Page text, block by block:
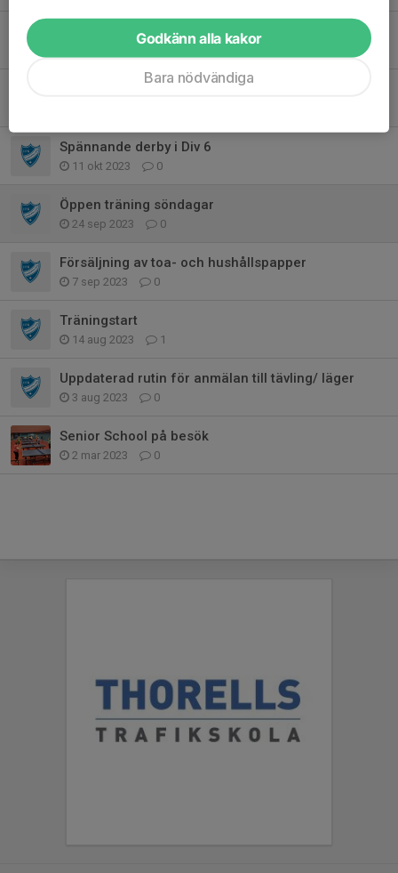
Öppen pingisträning på söndagar
Ungdomstouren 16 december
Spännande derby i Div 6
11 okt 2023 0
Öppen träning söndagar
24 sep 2023 0
Försäljning av toa- och hushållspapper
7 sep 2023 0
Träningstart
14 aug 2023 1
Uppdaterad rutin för anmälan till tävling/ läger
3 aug 2023 0
Senior School på besök
2 mar 2023 0
Godkänn alla kakor
Bara nödvändiga